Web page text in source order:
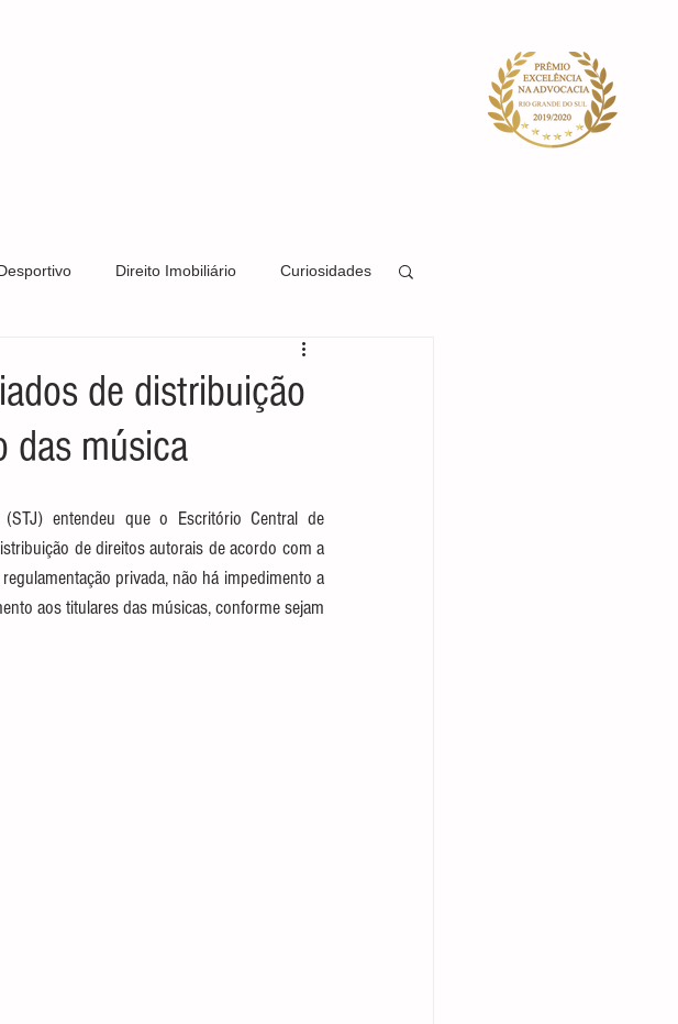
Direito Imobiliário Curiosidades
Direito Societário
Direito Constitucional
de distribuição
das música
entendeu que o Escritório Central de
de direitos autorais de acordo com a
privada, não há impedimento a
aos titulares das músicas, conforme sejam